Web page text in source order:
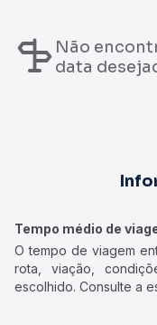
Não
data
Tempo médio de
O tempo de viagem
rota, viação,
escolhido. Consulte a